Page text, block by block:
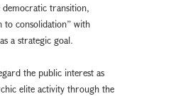
transition,
to consolidation” with
a strategic goal.
the public interest as
elite activity through the